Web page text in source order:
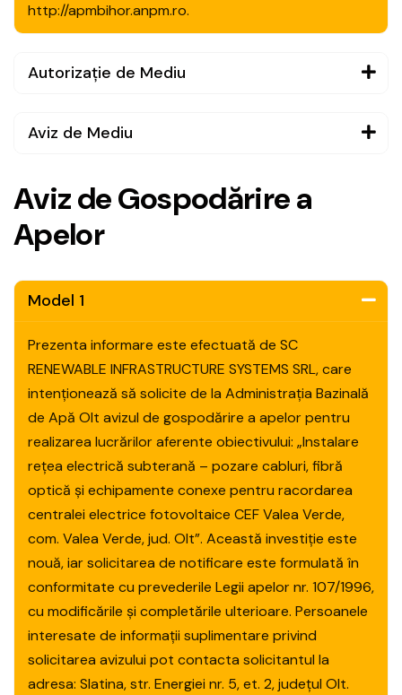
http://apmbihor.anpm.ro.
Autorizație de Mediu
Aviz de Mediu
AvizdeGospodărirea
Apelor
Model 1
Prezenta informare este efectuată de SC
RENEWABLE INFRASTRUCTURE SYSTEMS SRL, care
intenționează să solicite de la Administrația Bazinală
de Apă Olt avizul de gospodărire a apelor pentru
realizarea lucrărilor aferente obiectivului: „Instalare
rețea electrică subterană – pozare cabluri, fibră
optică și echipamente conexe pentru racordarea
centralei electrice fotovoltaice CEF Valea Verde,
com. Valea Verde, jud. Olt”. Această investiție este
nouă, iar solicitarea de notificare este formulată în
conformitate cu prevederile Legii apelor nr. 107/1996,
cu modificările și completările ulterioare. Persoanele
interesate de informații suplimentare privind
solicitarea avizului pot contacta solicitantul la
adresa: Slatina, str. Energiei nr. 5, et. 2, județul Olt.